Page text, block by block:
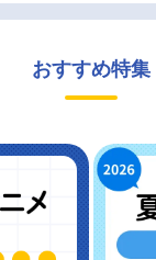
おすすめ特集